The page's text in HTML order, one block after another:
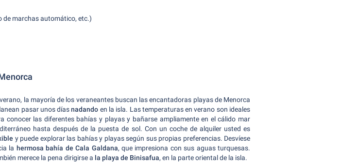
de marchas automático, etc.)
la mayoría de los veraneantes buscan las encantadoras playas de Menorca
pasar unos díasnadando en la isla. Las temperaturas en verano son ideales
conocer las diferentes bahías y playas y bañarse ampliamente en el cálido mar
hasta después de la puesta de sol. Con un coche de alquiler usted es
y puede explorar las bahías y playas según sus propias preferencias. Desvíese
la hermosa bahía de Cala Galdana, que impresiona con sus aguas turquesas.
merece la pena dirigirse a la playa de Binisafua, en la parte oriental de la isla.